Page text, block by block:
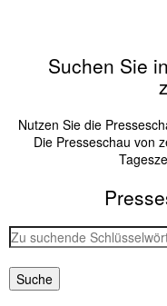
Suchen Sie
Nutzen Sie die
Die Presseschau von
Z
u
s
u